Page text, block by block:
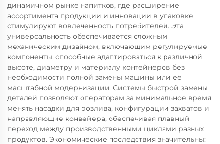
динамичном рынке напитков, где расширение
ассортимента продукции и инновации в упаковке
стимулируют вовлечённость потребителей. Эта
универсальность обеспечивается сложным
механическим дизайном, включающим регулируемые
компоненты, способные адаптироваться к различной
высоте, диаметру и материалу контейнеров без
необходимости полной замены машины или её
масштабной модернизации. Системы быстрой замены
деталей позволяют операторам за минимальное время
менять насадки для розлива, конфигурации захватов и
направляющие конвейера, обеспечивая плавный
переход между производственными циклами разных
продуктов. Экономические последствия значительны: